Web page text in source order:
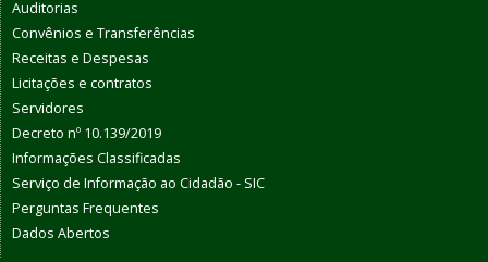
Auditorias
Convênios e Transferências
Receitas e Despesas
Licitações e contratos
Servidores
Decreto nº 10.139/2019
Informações Classificadas
Serviço de Informação ao Cidadão - SIC
Perguntas Frequentes
Dados Abertos